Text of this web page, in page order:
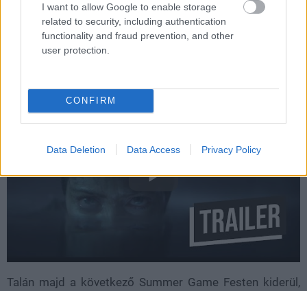
I want to allow Google to enable storage
related to security, including authentication
functionality and fraud prevention, and other
user protection.
CONFIRM
Data Deletion Data Access Privacy Policy
(érdemes fülessel nézni, ha tehetitek), két és fél perces
élmény volt a javából... csakhogy a végén továbbra sem
jelent meg egy konkrét dátum, egyedül annyit tudni, hogy
Talán majd a következő Summer Game Festen kiderül,